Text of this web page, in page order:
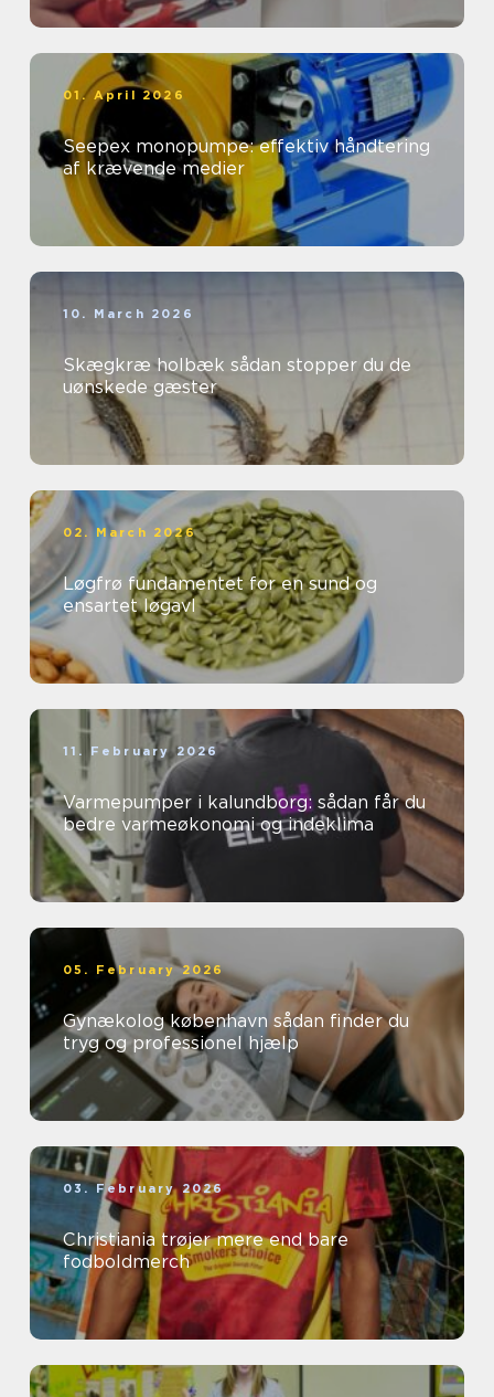
01. April 2026
Seepex monopumpe: effektiv håndtering
af krævende medier
10. March 2026
Skægkræ holbæk sådan stopper du de
uønskede gæster
02. March 2026
Løgfrø fundamentet for en sund og
ensartet løgavl
11. February 2026
Varmepumper i kalundborg: sådan får du
bedre varmeøkonomi og indeklima
05. February 2026
Gynækolog københavn sådan finder du
tryg og professionel hjælp
03. February 2026
Christiania trøjer mere end bare
fodboldmerch